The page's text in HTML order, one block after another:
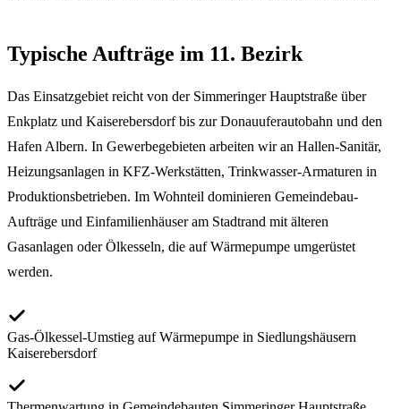
Typische Aufträge im 11. Bezirk
Das Einsatzgebiet reicht von der Simmeringer Hauptstraße über
Enkplatz und Kaiserebersdorf bis zur Donauuferautobahn und den
Hafen Albern. In Gewerbegebieten arbeiten wir an Hallen-Sanitär,
Heizungsanlagen in KFZ-Werkstätten, Trinkwasser-Armaturen in
Produktionsbetrieben. Im Wohnteil dominieren Gemeindebau-
Aufträge und Einfamilienhäuser am Stadtrand mit älteren
Gasanlagen oder Ölkesseln, die auf Wärmepumpe umgerüstet
werden.
Gas-Ölkessel-Umstieg auf Wärmepumpe in Siedlungshäusern
Kaiserebersdorf